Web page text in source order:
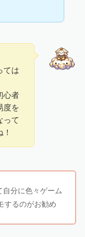
ては
心者
度を
って
分に色々ゲーム
するのがお勧め